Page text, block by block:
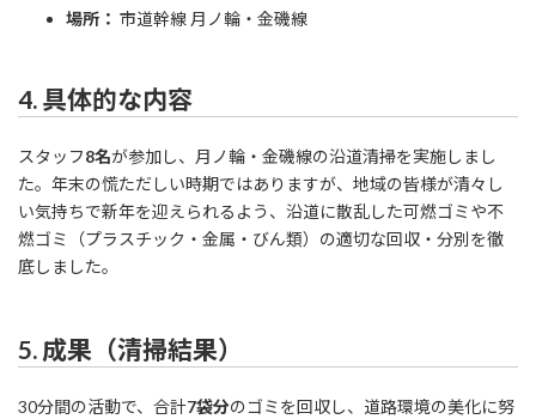
場所： 市道幹線 月ノ輪・金磯線
4. 具体的な内容
スタッフ8名が参加し、月ノ輪・金磯線の沿道清掃を実施しまし
た。年末の慌ただしい時期ではありますが、地域の皆様が清々し
い気持ちで新年を迎えられるよう、沿道に散乱した可燃ゴミや不
燃ゴミ（プラスチック・金属・びん類）の適切な回収・分別を徹
底しました。
5. 成果（清掃結果）
30分間の活動で、合計7袋分のゴミを回収し、道路環境の美化に努